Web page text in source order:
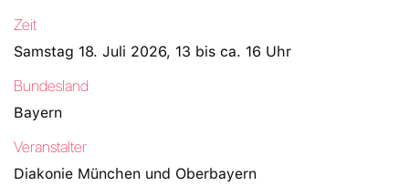
Zeit
Samstag 18. Juli 2026, 13 bis ca. 16 Uhr
Bundesland
Bayern
Veranstalter
Diakonie München und Oberbayern